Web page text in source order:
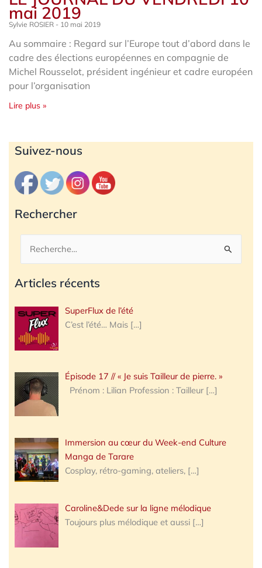
mai 2019
Sylvie ROSIER 10 mai 2019
Au sommaire : Regard sur l’Europe tout d’abord dans le
cadre des élections européennes en compagnie de
Michel Rousselot, président ingénieur et cadre européen
pour l’organisation
Lire plus »
Suivez-nous
Rechercher
Rechercher :
Articles récents
SuperFlux de l’été
C’est l’été… Mais […]
Épisode 17 // « Je suis Tailleur de pierre. »
Prénom : Lilian Profession : Tailleur […]
Immersion au cœur du Week-end Culture
Manga de Tarare
Cosplay, rétro-gaming, ateliers, […]
Caroline&Dede sur la ligne mélodique
Toujours plus mélodique et aussi […]
Archives